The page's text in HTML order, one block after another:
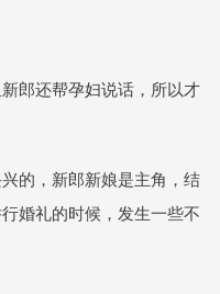
郎还帮孕妇说话，所以才
的，新郎新娘是主角，结
婚礼的时候，发生一些不